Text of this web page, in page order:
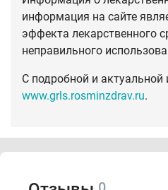
информация на сайте
эффекта лекарственного
неправильного
С подробной и актуальной
www.grls.rosminzdrav.ru.